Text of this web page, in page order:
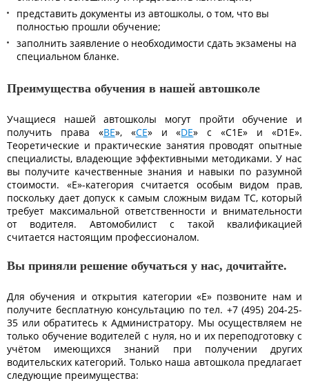
представить документы из автошколы, о том, что вы
полностью прошли обучение;
заполнить заявление о необходимости сдать экзамены на
специальном бланке.
Преимущества обучения в нашей автошколе
Учащиеся нашей автошколы могут пройти обучение и
получить права «BE», «CE» и «DE» с «C1E» и «D1E».
Теоретические и практические занятия проводят опытные
специалисты, владеющие эффективными методиками. У нас
вы получите качественные знания и навыки по разумной
стоимости. «Е»-категория считается особым видом прав,
поскольку дает допуск к самым сложным видам ТС, который
требует максимальной ответственности и внимательности
от водителя. Автомобилист с такой квалификацией
считается настоящим профессионалом.
Вы приняли решение обучаться у нас, дочитайте.
Для обучения и открытия категории «Е» позвоните нам и
получите бесплатную консультацию по тел. +7 (495) 204-25-
35 или обратитесь к Администратору. Мы осуществляем не
только обучение водителей с нуля, но и их переподготовку с
учётом имеющихся знаний при получении других
водительских категорий. Только наша автошкола предлагает
следующие преимущества: